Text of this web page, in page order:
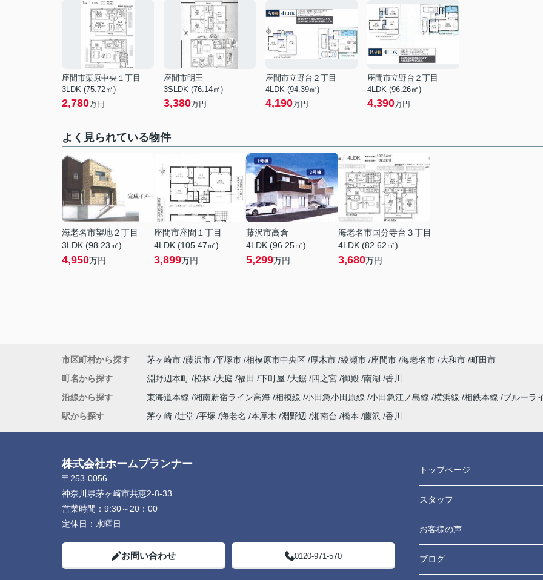
座間市栗原中央１丁目
3LDK (75.72㎡)
2,780万円
座間市明王
3SLDK (76.14㎡)
3,380万円
座間市立野台２丁目
4LDK (94.39㎡)
4,190万円
座間市立野台２丁目
4LDK (96.26㎡)
4,390万円
よく見られている物件
海老名市望地２丁目
3LDK (98.23㎡)
4,950万円
座間市座間１丁目
4LDK (105.47㎡)
3,899万円
藤沢市高倉
4LDK (96.25㎡)
5,299万円
海老名市国分寺台３丁目
4LDK (82.62㎡)
3,680万円
市区町村から探す 茅ヶ崎市 藤沢市 平塚市 相模原市中央区 厚木市 綾瀬市 座間市 海老名市 大和市 町田市
町名から探す
淵野辺本町 松林 大庭 福田 下町屋 大鋸 四之宮 御殿 南湖 香川
沿線から探す
東海道本線 湘南新宿ライン高海 相模線 小田急小田原線 小田急江ノ島線 横浜線 相鉄本線
ブルーラ
駅から探す
茅ケ崎 辻堂 平塚 海老名 本厚木 淵野辺 湘南台 橋本 藤沢 香川
株式会社ホームプランナー
〒253-0056
神奈川県茅ヶ崎市共恵2-8-33
営業時間： 9:30～20：00
定休日： 水曜日
お問い合わせ 0120-971-570
トップページ
スタッフ
お客様の声
ブログ